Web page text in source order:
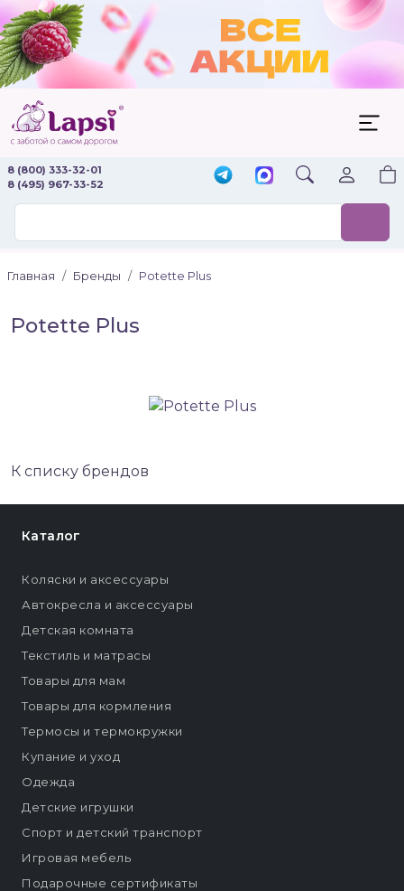
8 (800) 333-32-01
8 (495) 967-33-52
Главная Бренды Potette Plus
Potette Plus
К списку брендов
Каталог
Коляски и аксессуары
Автокресла и аксессуары
Детская комната
Текстиль и матрасы
Товары для мам
Товары для кормления
Термосы и термокружки
Купание и уход
Одежда
Детские игрушки
Спорт и детский транспорт
Игровая мебель
Подарочные сертификаты